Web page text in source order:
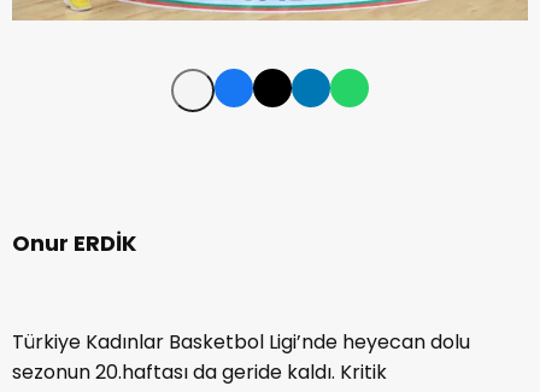
Onur ERDİK
Türkiye Kadınlar Basketbol Ligi’nde heyecan dolu
sezonun 20.haftası da geride kaldı. Kritik